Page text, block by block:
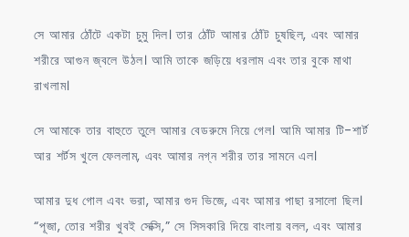
সে আমার ঠোঁটে একটা চুমু দিল। তার ঠোঁট আমার ঠোঁট চুষছিল, এবং আমার
শরীরে আগুন জ্বলে উঠল। আমি তাকে জড়িয়ে ধরলাম এবং তার বুকে মাথা
রাখলাম।
সে আমাকে তার বাহুতে তুলে আমার বেডরুমে নিয়ে গেল। আমি আমার টি-শার্ট
আর শর্টস খুলে ফেললাম, এবং আমার নগ্ন শরীর তার সামনে এল।
আমার দুধ গোল এবং ভরা, আমার গুদ ভিজে, এবং আমার পাছা রসালো ছিল।
“পূজা, তোর শরীর খুবই সেক্সি,” সে সিসকারি দিয়ে বাংলায় বলল, এবং আমার